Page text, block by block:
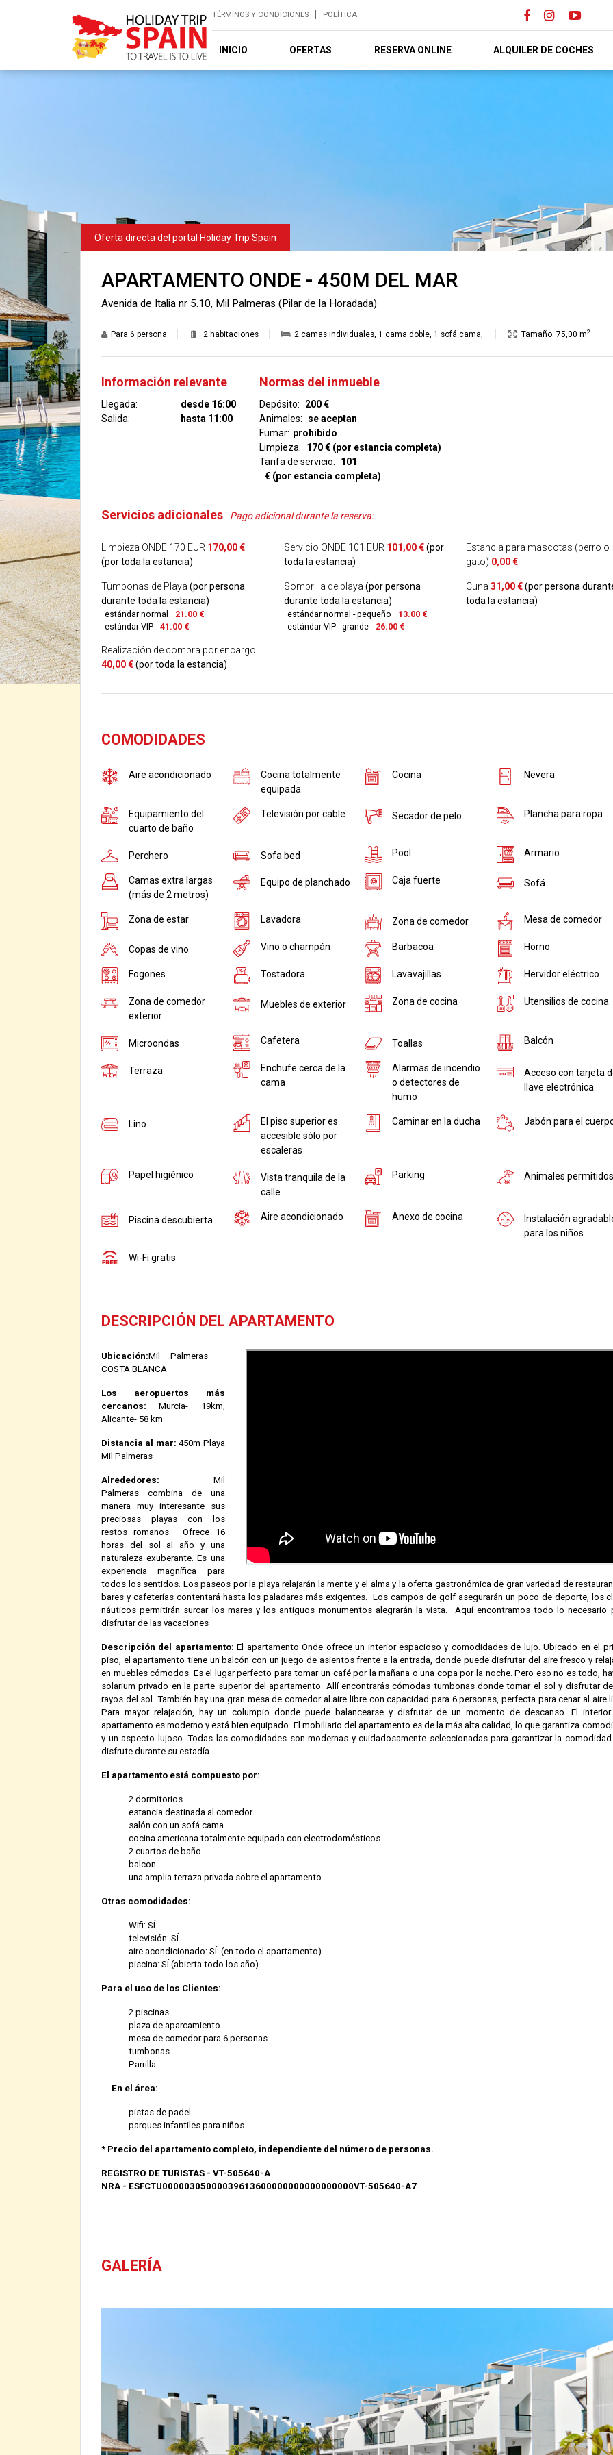
TÉRMINOS Y CONDICIONES POLÍTICA
INICIO OFERTAS RESERVA ONLINE ALQUILER DE COCHES
APARTAMENTO ONDE - 450M DEL MAR
Avenida de Italia nr 5.10, Mil Palmeras (Pilar de la Horadada)
Para 6 persona 2 habitaciones 2 camas individuales,1 cama doble,1 sofá cama, Tamaño: 75,00 m2
Información relevante
Llegada:
desde 16:00
Salida:
hasta 11:00
Normas del inmueble
Depósito:
200 €
Animales:
se aceptan
Fumar: prohibido
Limpieza:
170 € (por estancia completa)
Tarifa de servicio:
101
€ (por estancia completa)
Servicios adicionales Pago adicional durante la reserva:
Limpieza ONDE 170 EUR 170,00 €
(por toda la estancia)
Servicio ONDE 101 EUR101,00 €(por
toda la estancia)
Estancia para mascotas (perro o
gato) 0,00 €
Tumbonas de Playa (por persona
durante toda la estancia)
estándar normal
21.00 €
estándar VIP
41.00 €
Sombrilla de playa (por persona
durante toda la estancia)
estándar normal - pequeño
13.00 €
estándar VIP - grande
26.00 €
Cuna 31,00 €(por persona
toda la estancia)
Realización de compra por encargo
40,00 €(por toda la estancia)
COMODIDADES
Aire acondicionado
Cocina totalmente
equipada
Cocina Nevera
Equipamiento del
cuarto de baño
Televisión por cable Secador de pelo Plancha para ropa
Perchero Sofa bed Pool Armario
Camas extra largas
(más de 2 metros)
Equipo de planchado Caja fuerte Sofá
Zona de estar Lavadora Zona de comedor Mesa de comedor
Copas de vino Vino o champán Barbacoa Horno
Fogones Tostadora Lavavajillas Hervidor eléctrico
Zona de comedor
exterior
Muebles de exterior Zona de cocina Utensilios de cocina
Microondas Cafetera Toallas Balcón
Terraza
Enchufe cerca de la
cama
Alarmas de incendio
o detectores de
humo
Acceso con tarjeta
llave electrónica
Lino
El piso superior es
accesible sólo por
escaleras
Caminar en la ducha Jabón para el
Papel higiénico
Vista tranquila de la
calle
Parking Animales permitidos
Piscina descubierta Aire acondicionado Anexo de cocina
Instalación
para los niños
Wi-Fi gratis
DESCRIPCIÓN DEL APARTAMENTO
Ubicación:Mil Palmeras –
COSTA BLANCA
Los aeropuertos más
cercanos: Murcia- 19km,
Alicante- 58 km
Distancia al mar: 450m Playa
Mil Palmeras
Alrededores: Mil
Palmeras combina de una
manera muy interesante sus
preciosas playas con los
restos romanos. Ofrece 16
horas del sol al año y una
naturaleza exuberante. Es una
experiencia magnífica para
todos los sentidos. Los paseos por la playa relajarán la mente y el alma y la oferta gastronómica de gran variedad de
bares y cafeterías contentará hasta los paladares más exigentes. Los campos de golf asegurarán un poco de deporte, los
náuticos permitirán surcar los mares y los antiguos monumentos alegrarán la vista. Aquí encontramos todo lo necesario
disfrutar de las vacaciones
Descripción del apartamento: El apartamento Onde ofrece un interior espacioso y comodidades de lujo. Ubicado en el
piso, el apartamento tiene un balcón con un juego de asientos frente a la entrada, donde puede disfrutar del aire fresco y
en muebles cómodos. Es el lugar perfecto para tomar un café por la mañana o una copa por la noche. Pero eso no es todo,
solarium privado en la parte superior del apartamento. Allí encontrarás cómodas tumbonas donde tomar el sol y disfrutar
rayos del sol. También hay una gran mesa de comedor al aire libre con capacidad para 6 personas, perfecta para cenar al aire
Para mayor relajación, hay un columpio donde puede balancearse y disfrutar de un momento de descanso. El
apartamento es moderno y está bien equipado. El mobiliario del apartamento es de la más alta calidad, lo que garantiza
y un aspecto lujoso. Todas las comodidades son modernas y cuidadosamente seleccionadas para garantizar la comodidad
disfrute durante su estadía.
El apartamento está compuesto por:
2 dormitorios
estancia destinada al comedor
salón con un sofá cama
cocina americana totalmente equipada con electrodomésticos
2 cuartos de baño
balcon
una amplia terraza privada sobre el apartamento
Otras comodidades:
Wifi: SÍ
televisión: SÍ
aire acondicionado: SÍ (en todo el apartamento)
piscina: SÍ (abierta todo los año)
Para el uso de los Clientes:
2 piscinas
plaza de aparcamiento
mesa de comedor para 6 personas
tumbonas
Parrilla
En el área:
pistas de padel
parques infantiles para niños
* Precio del apartamento completo, independiente del número de personas.
REGISTRO DE TURISTAS - VT-505640-A
NRA - ESFCTU00000305000039613600000000000000000VT-505640-A7
GALERÍA